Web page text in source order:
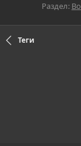
Раздел:
Теги